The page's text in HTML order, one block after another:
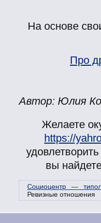
На основе
Про
Автор: Юлия
Желаете
https://
вы
Социоцентр —
Ревизные отношения